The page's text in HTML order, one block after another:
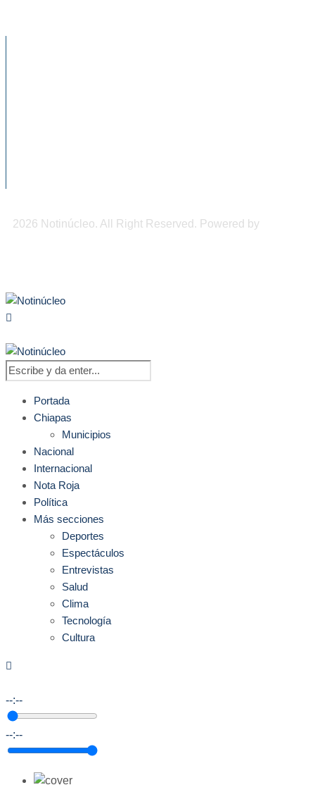
2026 Notinúcleo. All Right Reserved. Powered by
Portada
Chiapas
Municipios
Nacional
Internacional
Nota Roja
Política
Más secciones
Deportes
Espectáculos
Entrevistas
Salud
Clima
Tecnología
Cultura
--:--
--:--